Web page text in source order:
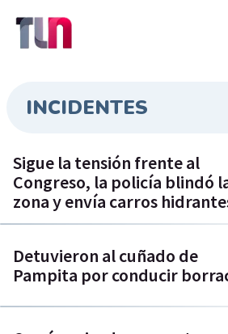
INCIDENTES
Sigue la tensión frente al
Congreso, la policía blindó
zona y envía carros
Detuvieron al cuñado de
Pampita por conducir